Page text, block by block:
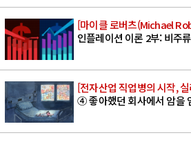
[마이클 로버츠(Michael
인플레이션 이론 2부: 비주
[전자산업 직업병의 시작,
④ 좋아했던 회사에서 암을